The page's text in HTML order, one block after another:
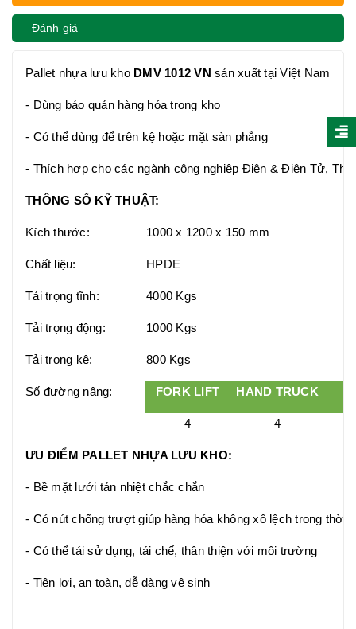
Đánh giá
Pallet nhựa lưu kho DMV 1012 VN sản xuất tại Việt Nam
- Dùng bảo quản hàng hóa trong kho
- Có thể dùng để trên kệ hoặc mặt sàn phẳng
- Thích hợp cho các ngành công nghiệp Điện & Điện Tử,
THÔNG SỐ KỸ THUẬT:
Kích thước: 1000 x 1200 x 150 mm
Chất liệu: HPDE
Tải trọng tĩnh: 4000 Kgs
Tải trọng động: 1000 Kgs
Tải trọng kệ: 800 Kgs
Số đường nâng: FORK LIFT HAND TRUCK
4 4
ƯU ĐIỂM PALLET NHỰA LƯU KHO:
- Bề mặt lưới tản nhiệt chắc chắn
- Có nút chống trượt giúp hàng hóa không xô lệch trong thời
- Có thể tái sử dụng, tái chế, thân thiện với môi trường
- Tiện lợi, an toàn, dễ dàng vệ sinh